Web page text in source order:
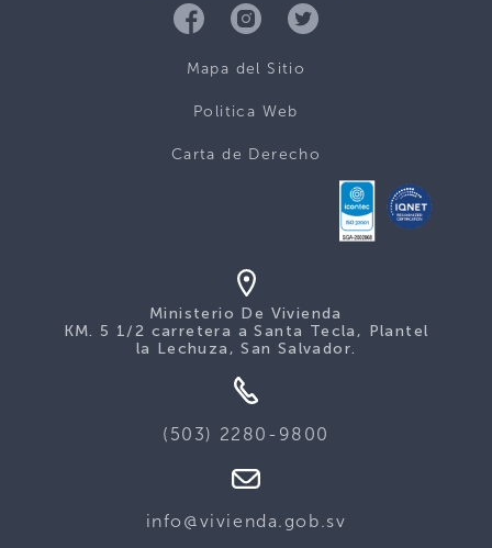
Mapa del Sitio
Politica Web
Carta de Derecho
Ministerio De Vivienda
KM. 5 1/2 carretera a Santa Tecla, Plantel
la Lechuza, San Salvador.
(503) 2280-9800
info@vivienda.gob.sv